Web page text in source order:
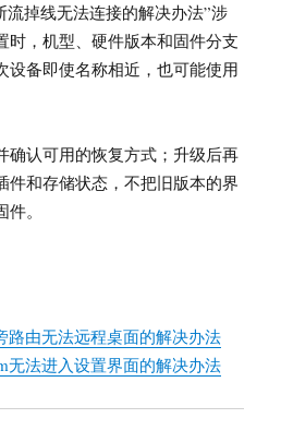
流掉线无法连接的解决办法”涉
时，机型、硬件版本和固件分支
设备即使名称相近，也可能使用
确认可用的恢复方式；升级后再
件和存储状态，不把旧版本的界
。
路由无法远程桌面的解决办法
无法进入设置界面的解决办法